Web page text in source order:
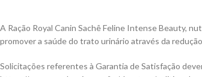
A Ração Royal Canin Sachê Feline Intense Beauty,
promover a saúde do trato urinário através da
Solicitações referentes à Garantia de Satisfação